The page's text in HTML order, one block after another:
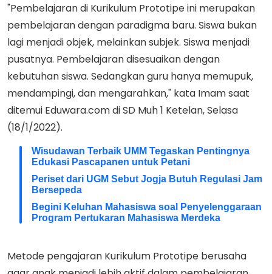
"Pembelajaran di Kurikulum Prototipe ini merupakan
pembelajaran dengan paradigma baru. Siswa bukan
lagi menjadi objek, melainkan subjek. Siswa menjadi
pusatnya. Pembelajaran disesuaikan dengan
kebutuhan siswa. Sedangkan guru hanya memupuk,
mendampingi, dan mengarahkan," kata Imam saat
ditemui Eduwara.com di SD Muh 1 Ketelan, Selasa
(18/1/2022).
Wisudawan Terbaik UMM Tegaskan Pentingnya
Edukasi Pascapanen untuk Petani
Periset dari UGM Sebut Jogja Butuh Regulasi Jam
Bersepeda
Begini Keluhan Mahasiswa soal Penyelenggaraan
Program Pertukaran Mahasiswa Merdeka
Metode pengajaran Kurikulum Prototipe berusaha